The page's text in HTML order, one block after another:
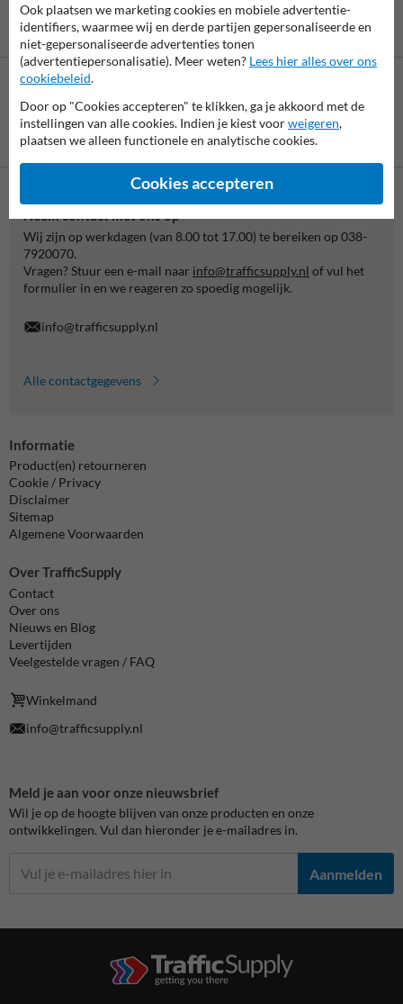
Betaling achteraf
is mogelijk
Neem contact met ons op
Wij zijn op werkdagen (van 8.00 tot 17.00) te bereiken op 038-
7920070.
Vragen? Stuur een e-mail naar info@trafficsupply.nl of vul het
formulier in en we reageren zo spoedig mogelijk.
info@trafficsupply.nl
Alle contactgegevens
Informatie
Product(en) retourneren
Cookie / Privacy
Disclaimer
Sitemap
Algemene Voorwaarden
Over TrafficSupply
Contact
Over ons
Nieuws en Blog
Levertijden
Veelgestelde vragen / FAQ
Winkelmand
info@trafficsupply.nl
Meld je aan voor onze nieuwsbrief
Wil je op de hoogte blijven van onze producten en onze
ontwikkelingen. Vul dan hieronder je e-mailadres in.
Aanmelden
Ook plaatsen we marketing cookies en mobiele advertentie-
identifiers, waarmee wij en derde partijen gepersonaliseerde en
niet-gepersonaliseerde advertenties tonen
(advertentiepersonalisatie). Meer weten? Lees hier alles over ons
cookiebeleid.
Door op "Cookies accepteren" te klikken, ga je akkoord met de
instellingen van alle cookies. Indien je kiest voorweigeren,
plaatsen we alleen functionele en analytische cookies.
Cookies accepteren